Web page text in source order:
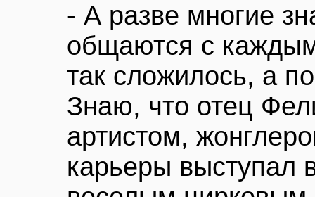
- А разве многие
общаются с
так сложилось, а
Знаю, что отец
артистом,
карьеры выступал